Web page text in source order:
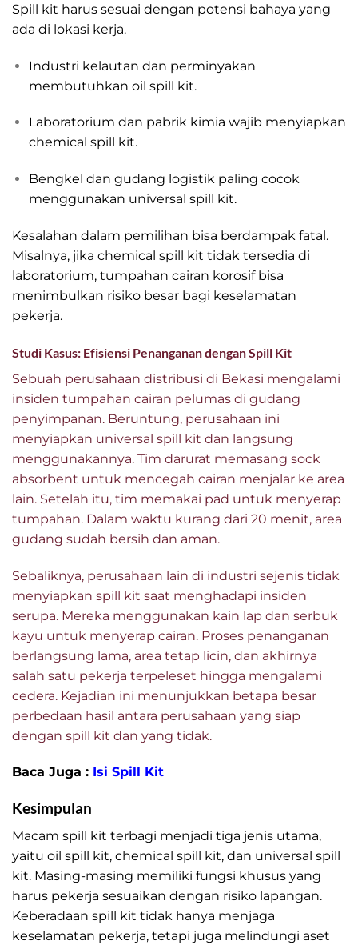
Spill kit harus sesuai dengan potensi bahaya yang
ada di lokasi kerja.
Industri kelautan dan perminyakan
membutuhkan oil spill kit.
Laboratorium dan pabrik kimia wajib menyiapkan
chemical spill kit.
Bengkel dan gudang logistik paling cocok
menggunakan universal spill kit.
Kesalahan dalam pemilihan bisa berdampak fatal.
Misalnya, jika chemical spill kit tidak tersedia di
laboratorium, tumpahan cairan korosif bisa
menimbulkan risiko besar bagi keselamatan
pekerja.
Studi Kasus: Efisiensi Penanganan dengan Spill Kit
Sebuah perusahaan distribusi di Bekasi mengalami
insiden tumpahan cairan pelumas di gudang
penyimpanan. Beruntung, perusahaan ini
menyiapkan universal spill kit dan langsung
menggunakannya. Tim darurat memasang sock
absorbent untuk mencegah cairan menjalar ke area
lain. Setelah itu, tim memakai pad untuk menyerap
tumpahan. Dalam waktu kurang dari 20 menit, area
gudang sudah bersih dan aman.
Sebaliknya, perusahaan lain di industri sejenis tidak
menyiapkan spill kit saat menghadapi insiden
serupa. Mereka menggunakan kain lap dan serbuk
kayu untuk menyerap cairan. Proses penanganan
berlangsung lama, area tetap licin, dan akhirnya
salah satu pekerja terpeleset hingga mengalami
cedera. Kejadian ini menunjukkan betapa besar
perbedaan hasil antara perusahaan yang siap
dengan spill kit dan yang tidak.
Baca Juga : Isi Spill Kit
Kesimpulan
Macam spill kit terbagi menjadi tiga jenis utama,
yaitu oil spill kit, chemical spill kit, dan universal spill
kit. Masing-masing memiliki fungsi khusus yang
harus pekerja sesuaikan dengan risiko lapangan.
Keberadaan spill kit tidak hanya menjaga
keselamatan pekerja, tetapi juga melindungi aset